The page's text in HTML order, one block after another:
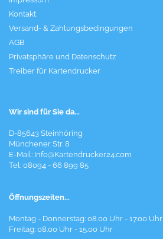
Kontakt
Versand- & Zahlungsbedingungen
AGB
Privatsphäre und Datenschutz
Treiber für Kartendrucker
Wir sind für Sie da...
D-85643 Steinhöring
Münchener Str. 8
E-Mail: Info@Kartendrucker24.com
Tel: 08094 - 66 899 85
Öffnungszeiten...
Montag - Donnerstag: 08.00 Uhr - 17.00 Uhr
Freitag: 08.00 Uhr - 15.00 Uhr